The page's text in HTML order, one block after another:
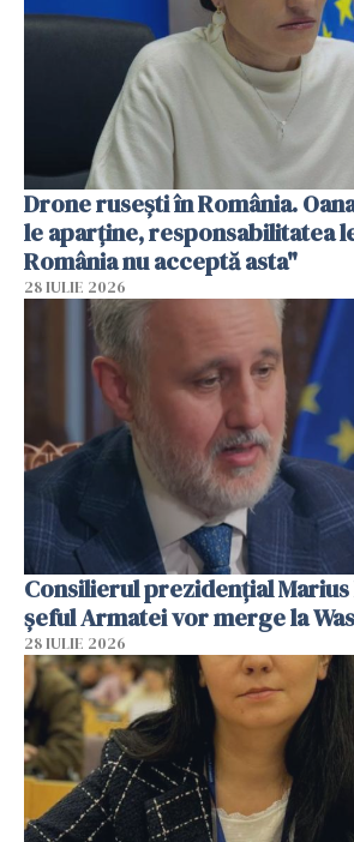
Drone rusești în România.
le aparţine, responsabilitatea
România nu acceptă asta"
28 IULIE 2026
Consilierul prezidenţial Marius
șeful Armatei vor merge la
28 IULIE 2026